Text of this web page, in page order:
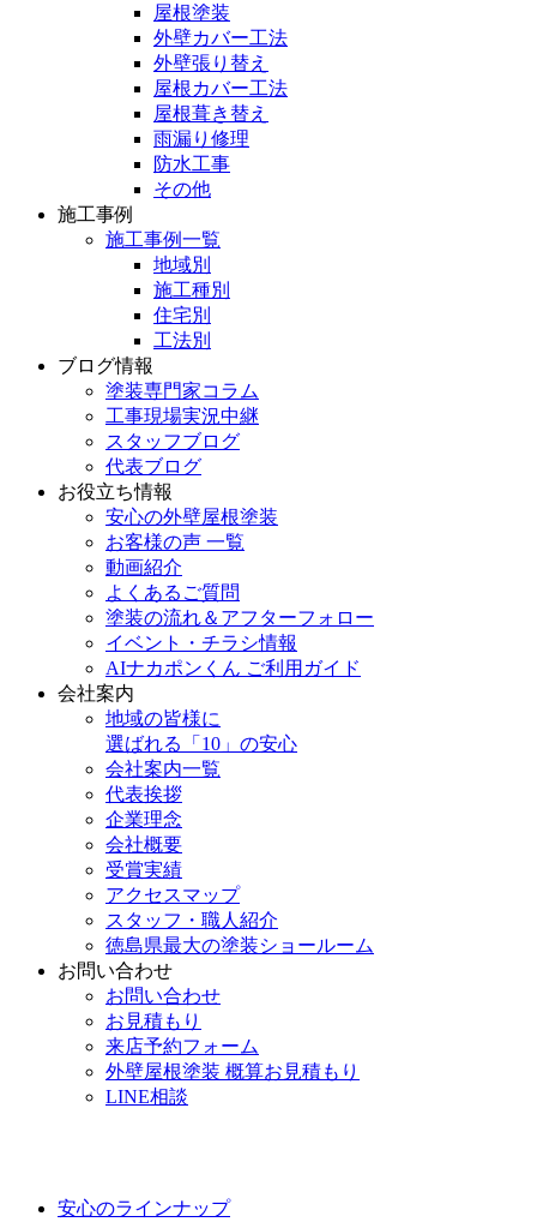
屋根塗装
外壁カバー工法
外壁張り替え
屋根カバー工法
屋根葺き替え
雨漏り修理
防水工事
その他
施工事例
施工事例一覧
地域別
施工種別
住宅別
工法別
ブログ情報
塗装専門家コラム
工事現場実況中継
スタッフブログ
代表ブログ
お役立ち情報
安心の外壁屋根塗装
お客様の声 一覧
動画紹介
よくあるご質問
塗装の流れ＆アフターフォロー
イベント・チラシ情報
AIナカポンくん ご利用ガイド
会社案内
地域の皆様に
選ばれる「10」の安心
会社案内一覧
代表挨拶
企業理念
会社概要
受賞実績
アクセスマップ
スタッフ・職人紹介
徳島県最大の塗装ショールーム
お問い合わせ
お問い合わせ
お見積もり
来店予約フォーム
外壁屋根塗装 概算お見積もり
LINE相談
安心のラインナップ